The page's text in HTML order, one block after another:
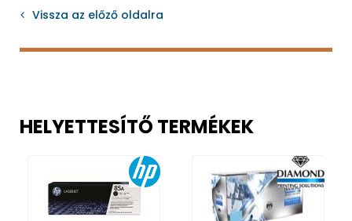
Vissza az előző oldalra
HELYETTESÍTŐ TERMÉKEK